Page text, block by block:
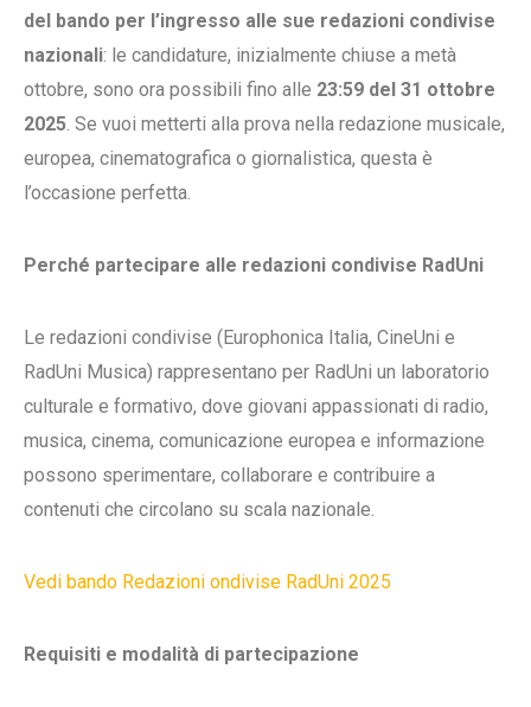
del bando per l’ingresso alle sue redazioni condivise
nazionali: le candidature, inizialmente chiuse a metà
ottobre, sono ora possibili fino alle 23:59 del 31 ottobre
2025. Se vuoi metterti alla prova nella redazione musicale,
europea, cinematografica o giornalistica, questa è
l’occasione perfetta.
Perché partecipare alle redazioni condivise RadUni
Le redazioni condivise (Europhonica Italia, CineUni e
RadUni Musica) rappresentano per RadUni un laboratorio
culturale e formativo, dove giovani appassionati di radio,
musica, cinema, comunicazione europea e informazione
possono sperimentare, collaborare e contribuire a
contenuti che circolano su scala nazionale.
Vedi bando Redazioni ondivise RadUni 2025
Requisiti e modalità di partecipazione